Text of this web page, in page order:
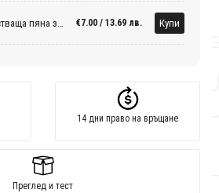
€7.00 / 13.69 лв. Купи
14 дни право на връщане
Преглед и тест